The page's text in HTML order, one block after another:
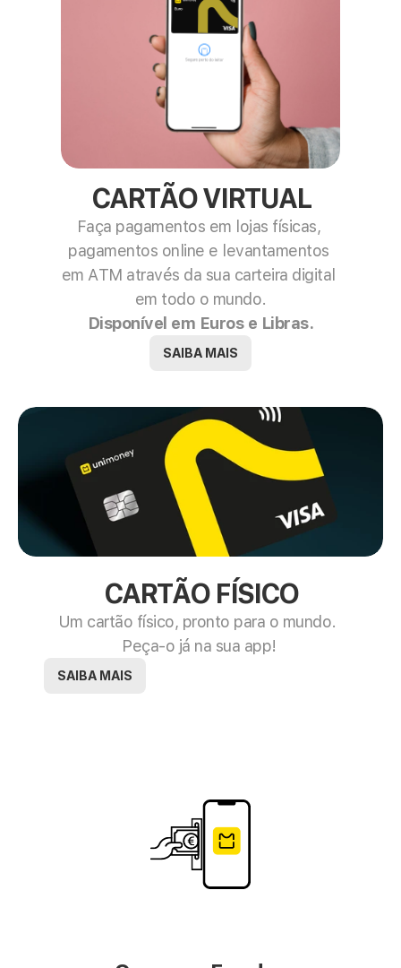
CARTÃO VIRTUAL
Faça pagamentos em lojas físicas,
pagamentos online e levantamentos
em ATM através da sua carteira digital
em todo o mundo.
Disponível em Euros e Libras.
SAIBA MAIS
CARTÃO FÍSICO
Um cartão físico, pronto para o mundo.
Peça-o já na sua app!
SAIBA MAIS